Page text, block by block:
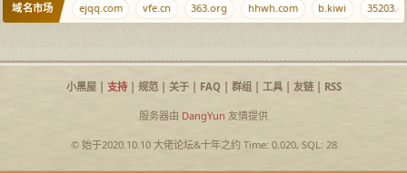
域名市场 ejqq.com vfe.cn 363.org hhwh.com b.kiwi
小黑屋| 支持| 规范| 关于| FAQ| 群组| 工具| 友链| RSS
服务器由 DangYun 友情提供
© 始于2020.10.10 大佬论坛&十年之约Time: 0.020, SQL: 28